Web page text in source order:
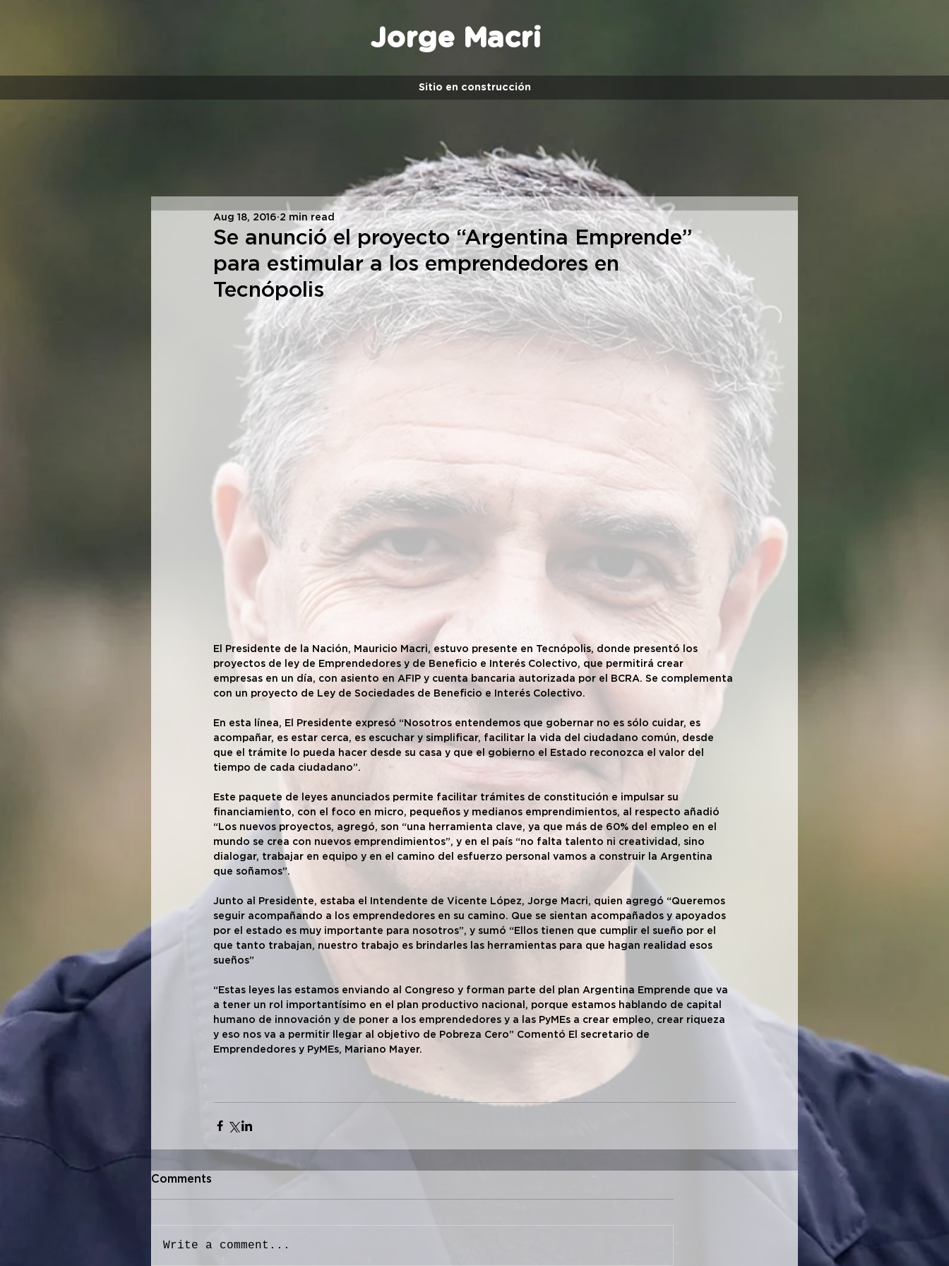
Jorge Macri
Sitio en construcción
Se anunció el proyecto “Argentina Emprende”
para estimular a los emprendedores en
Tecnópolis
Aug 18, 2016 2 min read
El Presidente de la Nación, Mauricio Macri, estuvo presente en Tecnópolis, donde presentó los
proyectos de ley de Emprendedores y de Beneficio e Interés Colectivo, que permitirá crear
empresas en un día, con asiento en AFIP y cuenta bancaria autorizada por el BCRA. Se complementa
con un proyecto de Ley de Sociedades de Beneficio e Interés Colectivo.
En esta línea, El Presidente expresó “Nosotros entendemos que gobernar no es sólo cuidar, es
acompañar, es estar cerca, es escuchar y simplificar, facilitar la vida del ciudadano común, desde
que el trámite lo pueda hacer desde su casa y que el gobierno el Estado reconozca el valor del
tiempo de cada ciudadano”.
Este paquete de leyes anunciados permite facilitar trámites de constitución e impulsar su
financiamiento, con el foco en micro, pequeños y medianos emprendimientos, al respecto añadió
“Los nuevos proyectos, agregó, son “una herramienta clave, ya que más de 60% del empleo en el
mundo se crea con nuevos emprendimientos”, y en el país “no falta talento ni creatividad, sino
dialogar, trabajar en equipo y en el camino del esfuerzo personal vamos a construir la Argentina
que soñamos”.
Junto al Presidente, estaba el Intendente de Vicente López, Jorge Macri, quien agregó “Queremos
seguir acompañando a los emprendedores en su camino. Que se sientan acompañados y apoyados
por el estado es muy importante para nosotros”, y sumó “Ellos tienen que cumplir el sueño por el
que tanto trabajan, nuestro trabajo es brindarles las herramientas para que hagan realidad esos
sueños”
“Estas leyes las estamos enviando al Congreso y forman parte del plan Argentina Emprende que va
a tener un rol importantísimo en el plan productivo nacional, porque estamos hablando de capital
humano de innovación y de poner a los emprendedores y a las PyMEs a crear empleo, crear riqueza
y eso nos va a permitir llegar al objetivo de Pobreza Cero” Comentó El secretario de
Emprendedores y PyMEs, Mariano Mayer.
Comments
Write a comment...